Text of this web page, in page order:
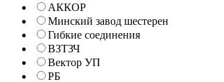
АККОР
Минский завод шестерен
Гибкие соединения
ВЗТЗЧ
Вектор УП
РБ